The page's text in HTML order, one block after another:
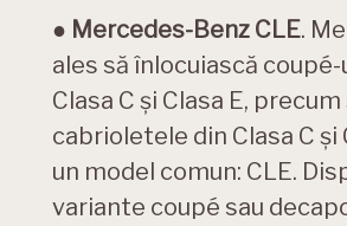
● Mercedes-Benz CLE.
ales să înlocuiască
Clasa C și Clasa E, precum
cabrioletele din Clasa C și
un model comun: CLE.
variante coupé sau